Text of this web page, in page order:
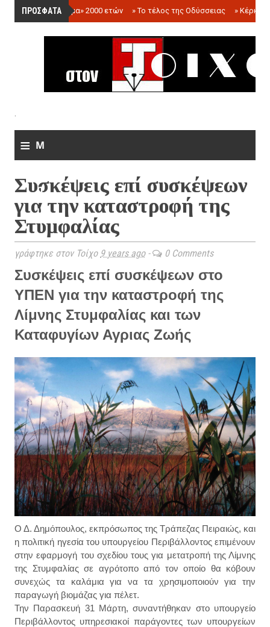
ΠΡΟΣΦΑΤΑ
»«Ολόγραμμα» 2000 ετών »Το τέλος της Οδύσσειας »
.
≡ M
n
u
Συσκέψεις επί συσκέψεων
για την καταστροφή της
Στυμφαλίας
γράφτηκε στον Τοίχο 9 years ago- 0 Comments
Συσκέψεις επί συσκέψεων στο
ΥΠΕΝ για την καταστροφή της
Λίμνης Στυμφαλίας και των
Καταφυγίων Αγριας Ζωής
Ο Δ. Δημόπουλος, εκπρόσωπος της Τράπεζας Πειραιώς, και
η πολιτική ηγεσία του υπουργείου Περιβάλλοντος επιμένουν
στην εφαρμογή του σχεδίου τους για μετατροπή της Λίμνης
της Στυμφαλίας σε αγρότοπο από τον οποίο θα κόβουν
συνεχώς τα καλάμια για να τα χρησιμοποιούν για την
παραγωγή βιομάζας για πέλετ.
Την Παρασκευή 31 Μάρτη, συναντήθηκαν στο υπουργείο
Περιβάλλοντος υπηρεσιακοί παράγοντες των υπουργείων